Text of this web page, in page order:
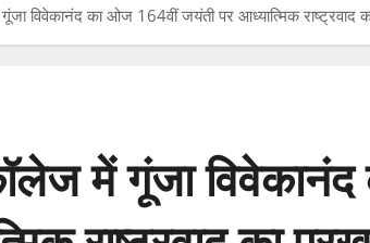
गूंजा विवेकानंद का ओज 164वीं जयंती पर आध्यात्मिक
में गूंजा